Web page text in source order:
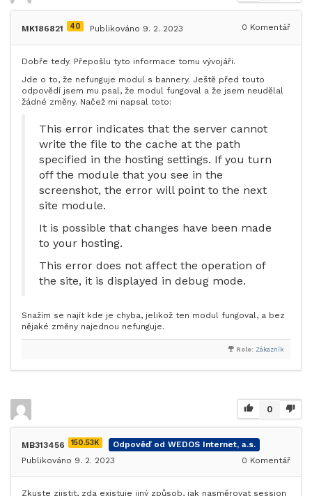
MK186821 40 Publikováno 9. 2. 2023 0 Komentář
Dobře tedy. Přepošlu tyto informace tomu vývojáři.
Jde o to, že nefunguje modul s bannery. Ještě před touto
odpovědí jsem mu psal, že modul fungoval a že jsem neudělal
žádné změny. Načež mi napsal toto:
This error indicates that the server cannot
write the file to the cache at the path
specified in the hosting settings. If you turn
off the module that you see in the
screenshot, the error will point to the next
site module.
It is possible that changes have been made
to your hosting.
This error does not affect the operation of
the site, it is displayed in debug mode.
Snažím se najít kde je chyba, jelikož ten modul fungoval, a bez
nějaké změny najednou nefunguje.
Role: Zákazník
0
MB313456 150.53K
Odpověď od WEDOS Internet, a.s.
Publikováno 9. 2. 2023
0 Komentář
Zkuste zjistit, zda existuje jiný způsob, jak nasměrovat session